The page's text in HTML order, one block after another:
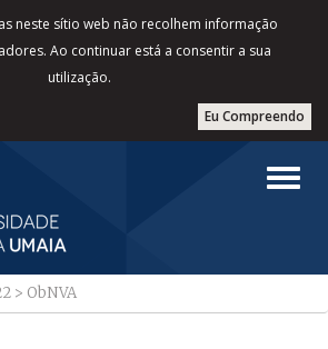
neste sítio web não recolhem informação
Ao continuar está a consentir a sua
utilização.
Eu Compreendo
> ObNVA